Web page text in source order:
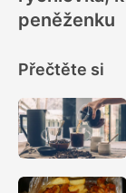
peněženku
Přečtěte si